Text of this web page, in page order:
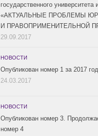
государственного
«АКТУАЛЬНЫЕ ПРОБЛЕМЫ
И ПРАВОПРИМЕНИТЕЛЬНОЙ
29.09.2017
НОВОСТИ
Опубликован номер 1 за 2017 год
24.03.2017
НОВОСТИ
Опубликован номер 3.
номер 4